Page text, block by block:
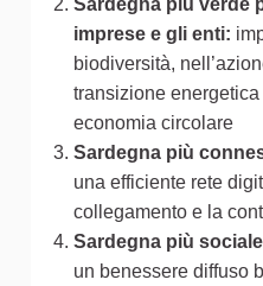
imprese e gli enti:
biodiversità,
transizione
economia circolare
Sardegna più
una efficiente rete
collegamento e la
Sardegna più
un benessere diffuso